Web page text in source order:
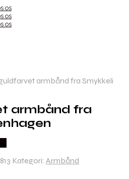
armbånd fra Smykkeli
armbånd fra
Kategori: Armbånd